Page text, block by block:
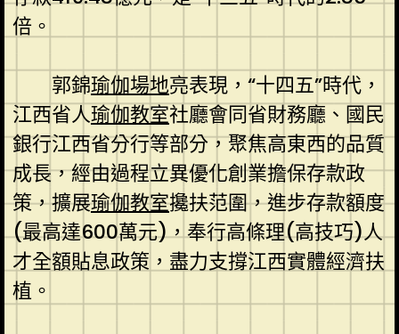
倍。
郭錦瑜伽場地亮表現，“十四五”時代，
江西省人瑜伽教室社廳會同省財務廳、國民
銀行江西省分行等部分，聚焦高東西的品質
成長，經由過程立異優化創業擔保存款政
策，擴展瑜伽教室攙扶范圍，進步存款額度
(最高達600萬元)，奉行高條理(高技巧)人
才全額貼息政策，盡力支撐江西實體經濟扶
植。